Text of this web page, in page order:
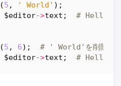
(5 , ' World' );
$editor->text ; # Hello
(5 , 6);
# ' World'を削除
$editor->text ; # Hello